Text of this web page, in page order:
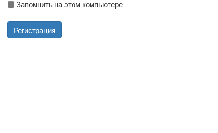
Запомнить на этом компьютере